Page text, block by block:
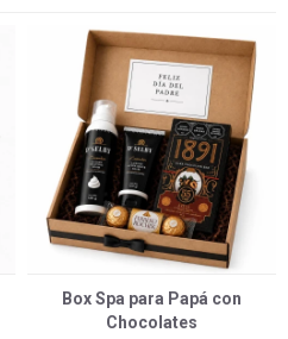
Box Spa para Papá con
Chocolates